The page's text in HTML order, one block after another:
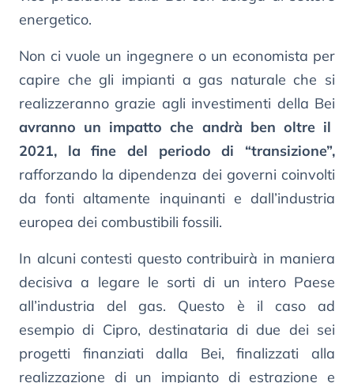
energetico.
Non ci vuole un ingegnere o un economista per
capire che gli impianti a gas naturale che si
realizzeranno grazie agli investimenti della Bei
avranno un impatto che andrà ben oltre il
2021, la fine del periodo di “transizione”,
rafforzando la dipendenza dei governi coinvolti
da fonti altamente inquinanti e dall’industria
europea dei combustibili fossili.
In alcuni contesti questo contribuirà in maniera
decisiva a legare le sorti di un intero Paese
all’industria del gas. Questo è il caso ad
esempio di Cipro, destinataria di due dei sei
progetti finanziati dalla Bei, finalizzati alla
realizzazione di un impianto di estrazione e